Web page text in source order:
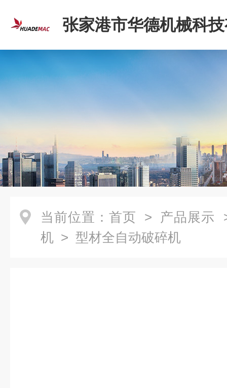
张家港市华德机械科
司
当前位置： 首页 > 产品展示
机 > 型材全自动破碎机